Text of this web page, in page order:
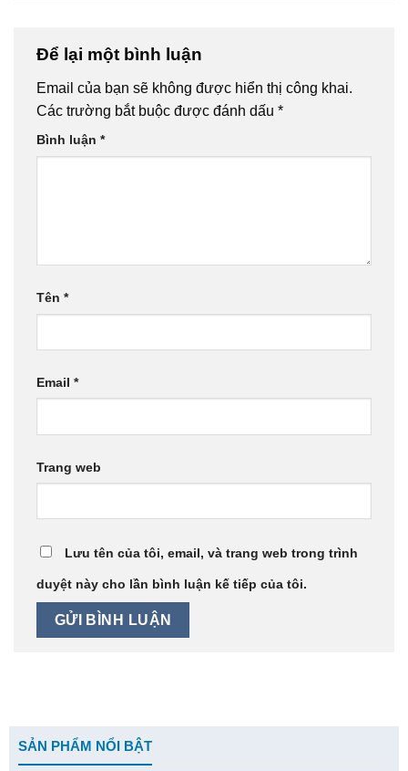
Để lại một bình luận
Email của bạn sẽ không được hiển thị công khai.
Các trường bắt buộc được đánh dấu *
Bình luận *
Tên *
Email *
Trang web
Lưu tên của tôi, email, và trang web trong trình
duyệt này cho lần bình luận kế tiếp của tôi.
SẢN PHẨM NỔI BẬT